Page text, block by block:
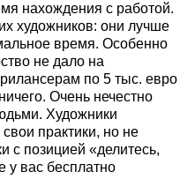
нахождения с работой.
художников: они лучше
время. Особенно
не дало на
по 5 тыс. евро
Очень нечестно
Художники
практики, но не
с позицией «делитесь,
у вас бесплатно